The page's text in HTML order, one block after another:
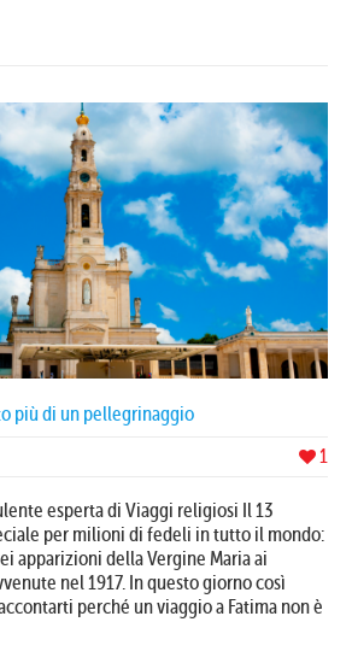
più di un pellegrinaggio
1
esperta di Viaggi religiosi Il 13
per milioni di fedeli in tutto il mondo:
apparizioni della Vergine Maria ai
nel 1917. In questo giorno così
perché un viaggio a Fatima non è